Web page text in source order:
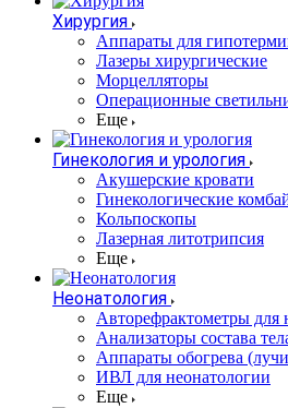
Хирургия
Аппараты для
Лазеры хирургические
Морцелляторы
Операционные
Еще
Гинекология и урология
Акушерские кровати
Гинекологические
Кольпоскопы
Лазерная литотрипсия
Еще
Неонатология
Авторефрактометры для
Анализаторы состава
Аппараты обогрева
ИВЛ для неонатологии
Еще